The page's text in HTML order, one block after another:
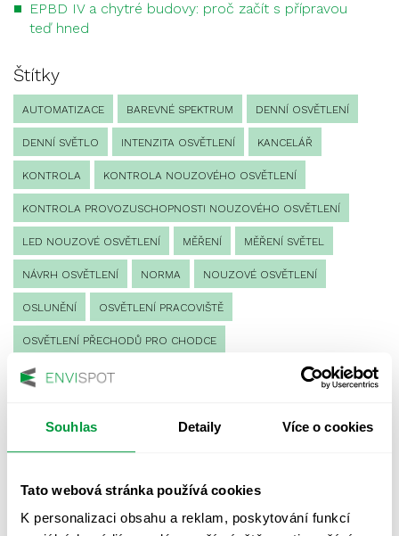
Souhlas Detaily Více o cookies
Tato webová stránka používá cookies
K personalizaci obsahu a reklam, poskytování funkcí
EPBD IV a chytré budovy: proč začít s přípravou
teď hned
Štítky
AUTOMATIZACE BAREVNÉ SPEKTRUM DENNÍ OSVĚTLENÍ
DENNÍ SVĚTLO INTENZITA OSVĚTLENÍ KANCELÁŘ
KONTROLA KONTROLA NOUZOVÉHO OSVĚTLENÍ
KONTROLA PROVOZUSCHOPNOSTI NOUZOVÉHO OSVĚTLENÍ
LED NOUZOVÉ OSVĚTLENÍ MĚŘENÍ MĚŘENÍ SVĚTEL
NÁVRH OSVĚTLENÍ NORMA NOUZOVÉ OSVĚTLENÍ
OSLUNĚNÍ OSVĚTLENÍ PRACOVIŠTĚ
OSVĚTLENÍ PŘECHODŮ PRO CHODCE
OSVĚTLENÍ SPORTOVIŠŤ